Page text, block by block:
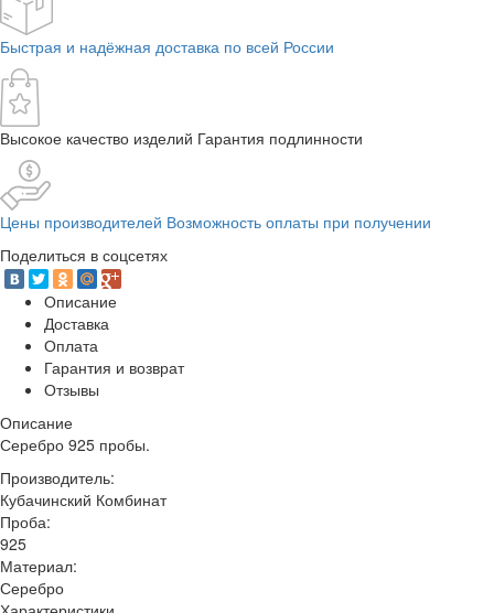
Быстрая и надёжная доставка по всей России
Высокое качество изделий Гарантия подлинности
Цены производителей Возможность оплаты при получении
Поделиться в соцсетях
Описание
Доставка
Оплата
Гарантия и возврат
Отзывы
Описание
Серебро 925 пробы.
Производитель:
Кубачинский Комбинат
Проба:
925
Материал:
Серебро